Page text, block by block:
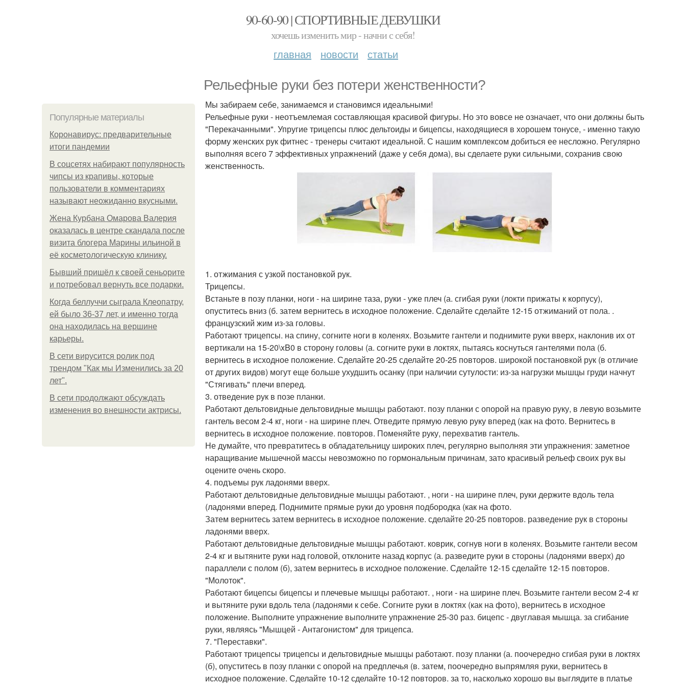
90-60-90 | СПОРТИВНЫЕ ДЕВУШКИ
хочешь изменить мир - начни с себя!
главная новости статьи
Рельефные руки без потери женственности?
Популярные материалы
Коронавирус: предварительные
итоги пандемии
В соцсетях набирают популярность
чипсы из крапивы, которые
пользователи в комментариях
называют неожиданно вкусными.
Жена Курбана Омарова Валерия
оказалась в центре скандала после
визита блогера Марины ильиной в
её косметологическую клинику.
Бывший пришёл к своей сеньорите
и потребовал вернуть все подарки.
Когда беллуччи сыграла Клеопатру,
ей было 36-37 лет, и именно тогда
она находилась на вершине
карьеры.
В сети вирусится ролик под
трендом "Как мы Изменились за 20
лет".
В сети продолжают обсуждать
изменения во внешности актрисы.
Мы забираем себе, занимаемся и становимся идеальными!
Рельефные руки - неотъемлемая составляющая красивой фигуры. Но это вовсе не означает, что они должны быть
"Перекачанными". Упругие трицепсы плюс дельтоиды и бицепсы, находящиеся в хорошем тонусе, - именно такую
форму женских рук фитнес - тренеры считают идеальной. С нашим комплексом добиться ее несложно. Регулярно
выполняя всего 7 эффективных упражнений (даже у себя дома), вы сделаете руки сильными, сохранив свою
женственность.
1. отжимания с узкой постановкой рук.
Трицепсы.
Встаньте в позу планки, ноги - на ширине таза, руки - уже плеч (а. сгибая руки (локти прижаты к корпусу),
опуститесь вниз (б. затем вернитесь в исходное положение. Сделайте сделайте 12-15 отжиманий от пола. .
французский жим из-за головы.
Работают трицепсы. на спину, согните ноги в коленях. Возьмите гантели и поднимите руки вверх, наклонив их от
вертикали на 15-20\xB0 в сторону головы (а. согните руки в локтях, пытаясь коснуться гантелями пола (б.
вернитесь в исходное положение. Сделайте 20-25 сделайте 20-25 повторов. широкой постановкой рук (в отличие
от других видов) могут еще больше ухудшить осанку (при наличии сутулости: из-за нагрузки мышцы груди начнут
"Стягивать" плечи вперед.
3. отведение рук в позе планки.
Работают дельтовидные дельтовидные мышцы работают. позу планки с опорой на правую руку, в левую возьмите
гантель весом 2-4 кг, ноги - на ширине плеч. Отведите прямую левую руку вперед (как на фото. Вернитесь в
вернитесь в исходное положение. повторов. Поменяйте руку, перехватив гантель.
Не думайте, что превратитесь в обладательницу широких плеч, регулярно выполняя эти упражнения: заметное
наращивание мышечной массы невозможно по гормональным причинам, зато красивый рельеф своих рук вы
оцените очень скоро.
4. подъемы рук ладонями вверх.
Работают дельтовидные дельтовидные мышцы работают. , ноги - на ширине плеч, руки держите вдоль тела
(ладонями вперед. Поднимите прямые руки до уровня подбородка (как на фото.
Затем вернитесь затем вернитесь в исходное положение. сделайте 20-25 повторов. разведение рук в стороны
ладонями вверх.
Работают дельтовидные дельтовидные мышцы работают. коврик, согнув ноги в коленях. Возьмите гантели весом
2-4 кг и вытяните руки над головой, отклоните назад корпус (а. разведите руки в стороны (ладонями вверх) до
параллели с полом (б), затем вернитесь в исходное положение. Сделайте 12-15 сделайте 12-15 повторов.
"Молоток".
Работают бицепсы бицепсы и плечевые мышцы работают. , ноги - на ширине плеч. Возьмите гантели весом 2-4 кг
и вытяните руки вдоль тела (ладонями к себе. Согните руки в локтях (как на фото), вернитесь в исходное
положение. Выполните упражнение выполните упражнение 25-30 раз. бицепс - двуглавая мышца. за сгибание
руки, являясь "Мышцей - Антагонистом" для трицепса.
7. "Переставки".
Работают трицепсы трицепсы и дельтовидные мышцы работают. позу планки (а. поочередно сгибая руки в локтях
(б), опуститесь в позу планки с опорой на предплечья (в. затем, поочередно выпрямляя руки, вернитесь в
исходное положение. Сделайте 10-12 сделайте 10-12 повторов. за то, насколько хорошо вы выглядите в платье